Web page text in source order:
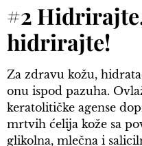
#2
hidrirajte!
Za zdravu kožu,
onu ispod pazuha.
keratolitičke agense
mrtvih ćelija kože sa
glikolna, mlečna i